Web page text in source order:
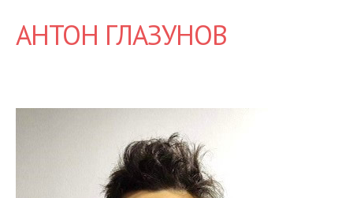
АНТОН ГЛАЗУНОВ